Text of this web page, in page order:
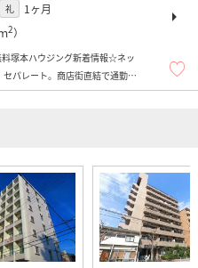
礼
1ヶ月
2）
塚本ハウジング新着情報☆ネッ
パレート。商店街直結で通勤＆